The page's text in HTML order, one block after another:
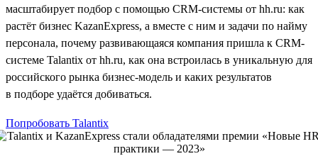
масштабирует подбор c помощью CRM-системы от hh.ru: как
растёт бизнес KazanExpress, а вместе с ним и задачи по найму
персонала, почему развивающаяся компания пришла к CRM-
системе Talantix от hh.ru, как она встроилась в уникальную для
российского рынка бизнес-модель и каких результатов
в подборе удаётся добиваться.
Попробовать Talantix